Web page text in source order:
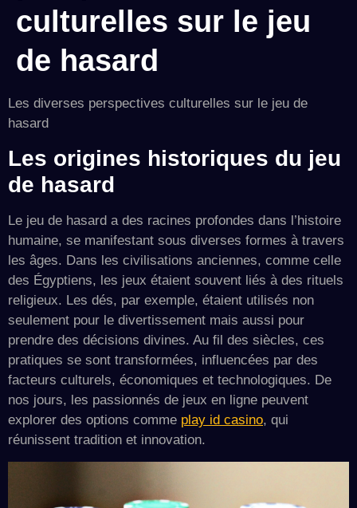
culturelles sur le jeu
de hasard
Les diverses perspectives culturelles sur le jeu de
hasard
Les origines historiques du jeu
de hasard
Le jeu de hasard a des racines profondes dans l’histoire
humaine, se manifestant sous diverses formes à travers
les âges. Dans les civilisations anciennes, comme celle
des Égyptiens, les jeux étaient souvent liés à des rituels
religieux. Les dés, par exemple, étaient utilisés non
seulement pour le divertissement mais aussi pour
prendre des décisions divines. Au fil des siècles, ces
pratiques se sont transformées, influencées par des
facteurs culturels, économiques et technologiques. De
nos jours, les passionnés de jeux en ligne peuvent
explorer des options comme play id casino, qui
réunissent tradition et innovation.